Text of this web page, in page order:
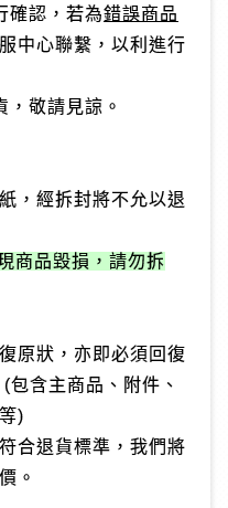
確認，若為錯誤商品
中心聯繫，以利進行
敬請見諒。
，經拆封將不允以退
商品毀損，請勿拆
原狀，亦即必須回復
包含主商品、附件、
)
合退貨標準，我們將
。